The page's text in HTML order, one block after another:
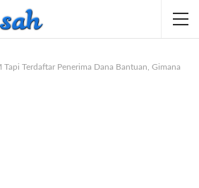
Terdaftar Penerima Dana Bantuan, Gimana